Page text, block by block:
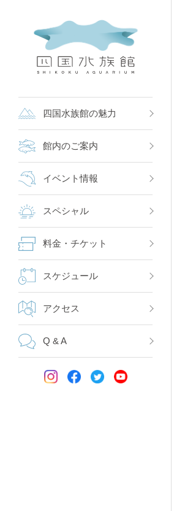
四国水族館の魅力
館内のご案内
イベント情報
スペシャル
料金・チケット
スケジュール
アクセス
Q & A